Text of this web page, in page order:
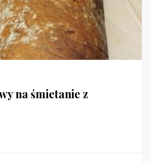
na śmietanie z